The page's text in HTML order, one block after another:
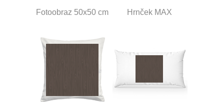
Fotoobraz 50x50 cm Hrnček MAX